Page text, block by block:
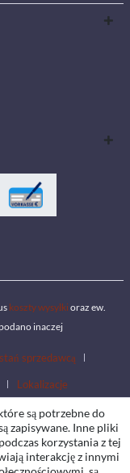
koszty wysyłki oraz ew.
inaczej
sprzedawcą
Lokalizacje
są potrzebne do
zapisywane. Inne pliki
korzystania z tej
interakcję z innymi